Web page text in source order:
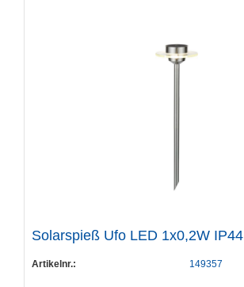
Solarspieß Ufo LED 1x0,2W IP44
Artikelnr.: 149357